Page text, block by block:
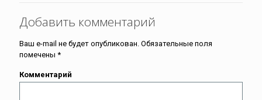
Добавить комментарий
Ваш e-mail не будет опубликован. Обязательные поля
помечены *
Комментарий